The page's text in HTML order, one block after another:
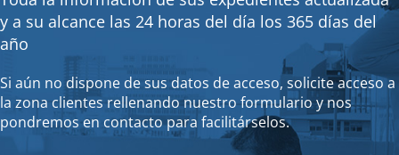
y a su alcance las 24 horas del día los 365 días del
año
Si aún no dispone de sus datos de acceso, solicite acceso a
la zona clientes rellenando nuestro formulario y nos
pondremos en contacto para facilitárselos.